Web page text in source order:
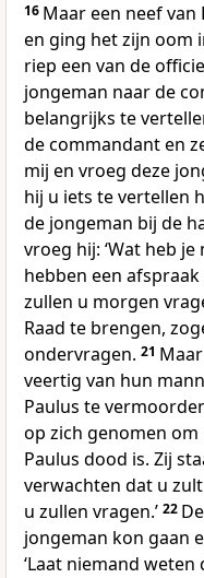
16 Maar een neef
en ging het zijn oom
riep een van de
jongeman naar de
belangrijks te
de commandant en
mij en vroeg deze
hij u iets te vertellen
de jongeman bij de
vroeg hij: ‘Wat heb je
hebben een afspraak
zullen u morgen
Raad te brengen,
ondervragen. 21
veertig van hun
Paulus te
op zich genomen
Paulus dood is. Zij
verwachten dat u
u zullen vragen.’ 22
jongeman kon gaan
‘Laat niemand